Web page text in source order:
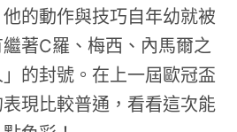
的動作與技巧自年幼就被
著C羅、梅西、內馬爾之
的封號。在上一屆歐冠盃
現比較普通，看看這次能